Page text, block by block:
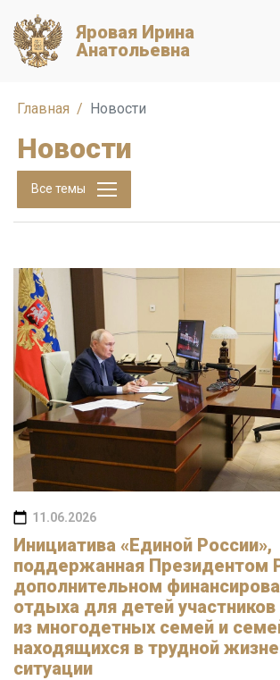
Яровая Ирина
Анатольевна
Главная Новости
Новости
Все темы
11.06.2026
Инициатива «Единой России»,
поддержанная Президентом
дополнительном
отдыха для детей
из многодетных семей и
находящихся в трудной
ситуации